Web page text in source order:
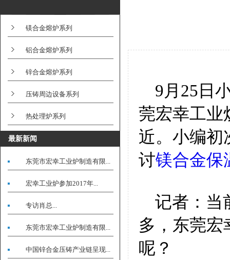
镁合金熔炉系列
铝合金熔炉系列
锌合金熔炉系列
压铸周边设备系列
热处理炉系列
最新新闻
东莞市宏幸工业炉制造有限...
宏幸工业炉参加2017年...
专访肖总...
东莞市宏幸工业炉制造有限...
中国锌合金压铸产业链呈现...
9月25日
莞宏幸工业
近。小编初
讨镁合金保
记者：当
多，东莞宏
呢？